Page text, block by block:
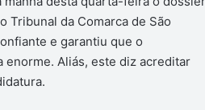
Tribunal da Comarca de São
e garantiu que o
enorme. Aliás, este diz acreditar